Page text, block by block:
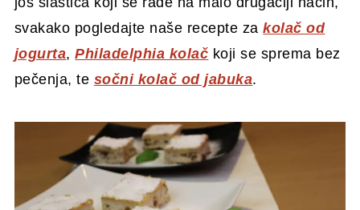
svakako pogledajte naše recepte zakolač od
jogurta,Philadelphia kolač koji se sprema bez
pečenja, te sočni kolač od jabuka.